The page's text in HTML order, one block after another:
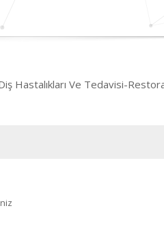
Hastalıkları Ve Tedavisi-